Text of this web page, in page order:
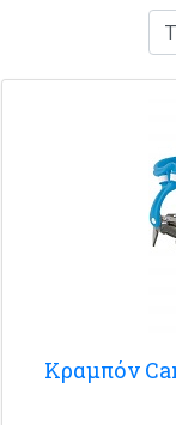
Κραμπόν